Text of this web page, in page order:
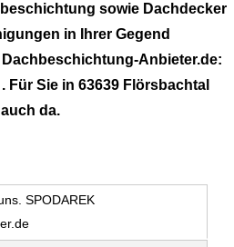
sowie Dachdecker
in Ihrer Gegend
Anbieter.de:
Für Sie in 63639 Flörsbachtal
da.
SPODAREK